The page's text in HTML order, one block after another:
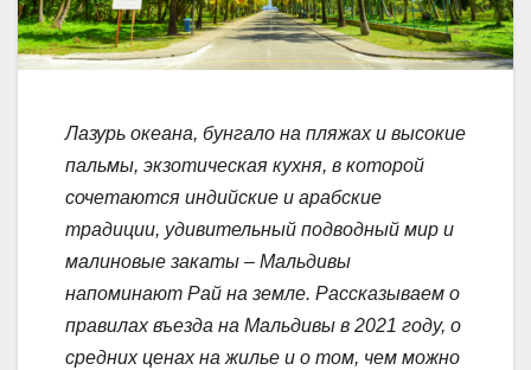
Лазурь океана, бунгало на пляжах и высокие
пальмы, экзотическая кухня, в которой
сочетаются индийские и арабские
традиции, удивительный подводный мир и
малиновые закаты – Мальдивы
напоминают Рай на земле. Рассказываем о
правилах въезда на Мальдивы в 2021 году, о
средних ценах на жилье и о том, чем можно